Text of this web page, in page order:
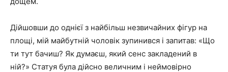
Дійшовши до однієї з найбільш незвичайних фігур на
площі, мій майбутній чоловік зупинився і запитав: «Що
ти тут бачиш? Як думаєш, який сенс закладений в
ній?» Статуя була дійсно величним і неймовірно